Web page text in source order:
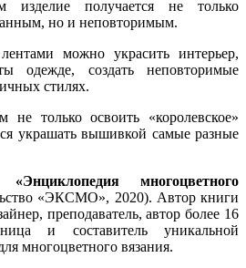
получается не только
но и неповторимым.
можно украсить интерьер,
одежде, создать неповторимые
стилях.
только освоить «королевское»
украшать вышивкой самые разные
многоцветного
«ЭКСМО», 2020). Автор книги
преподаватель, автор более 16
и составитель уникальной
многоцветного вязания.